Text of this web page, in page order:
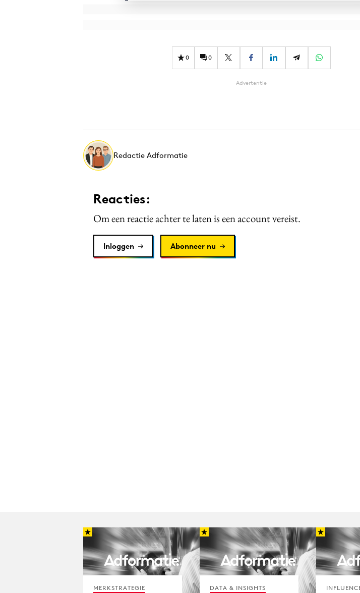
0 0
Advertentie
Redactie Adformatie
Reacties:
Om een reactie achter te laten is een account vereist.
Inloggen Abonneer nu
MERKSTRATEGIE DATA & INSIGHTS